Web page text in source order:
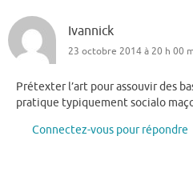
Ivannick
23 octobre 2014 à 20 h 00
Prétexter l’art pour assouvir des
pratique typiquement socialo
Connectez-vous pour répondre